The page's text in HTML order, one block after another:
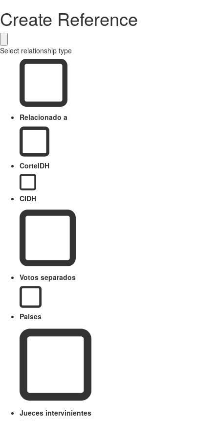
Create Reference
Select relationship type
Relacionado a
CorteIDH
CIDH
Votos separados
Paises
Jueces intervinientes